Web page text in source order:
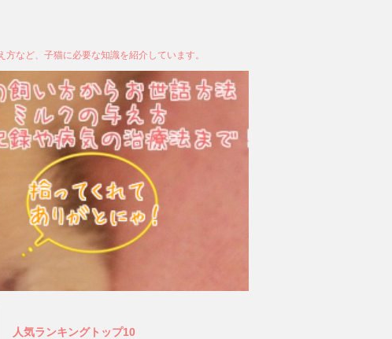
など、子猫に必要な知識を紹介しています。
人気ランキングトップ10